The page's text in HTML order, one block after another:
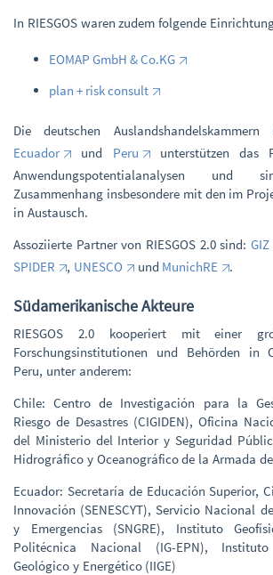
In RIESGOS waren zudem folgende
EOMAP GmbH & Co.KG
plan + risk consult
Die deutschen
Ecuador
und Peru
unterstützen das
Anwendungspotentialanalysen
Zusammenhang insbesondere mit den im
in Austausch.
Assoziierte Partner von RIESGOS 2.0 sind: GIZ
SPIDER
, UNESCO und MunichRE .
Südamerikanische Akteure
RIESGOS 2.0 kooperiert mit einer
Forschungsinstitutionen und Behörden in
Peru, unter anderem:
Chile: Centro de Investigación para la
Riesgo de Desastres (CIGIDEN), Oficina
del Ministerio del Interior y Seguridad
Hidrográfico y Oceanográfico de la Armada
Ecuador: Secretaría de Educación Superior,
Innovación (SENESCYT), Servicio Nacional
y Emergencias (SNGRE), Instituto
Politécnica Nacional (IG-EPN),
Geológico y Energético (IIGE)